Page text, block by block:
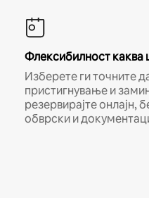
Флексибилност каква
Изберете ги точните
пристигнување и
резервирајте онлајн,
обврски и